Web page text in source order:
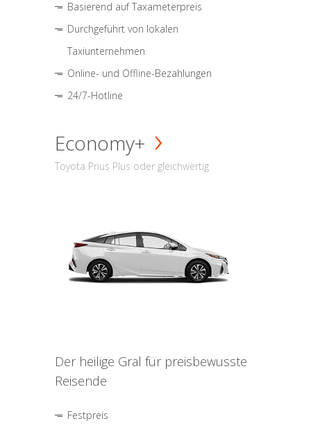
Basierend auf Taxameterpreis
Durchgeführt von lokalen
Taxiunternehmen
Online- und Offline-Bezahlungen
24/7-Hotline
Economy+
Toyota Prius Plus oder gleichwertig
Der heilige Gral für preisbewusste
Reisende
Festpreis